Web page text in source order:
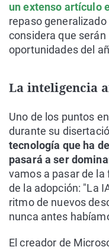
un extenso artículo
repaso generalizado
considera que
oportunidades del
La inteligencia
Uno de los puntos
durante su
tecnología que ha
pasará a ser
vamos a pasar de
de la adopción: "La
ritmo de nuevos
nunca antes
El creador de